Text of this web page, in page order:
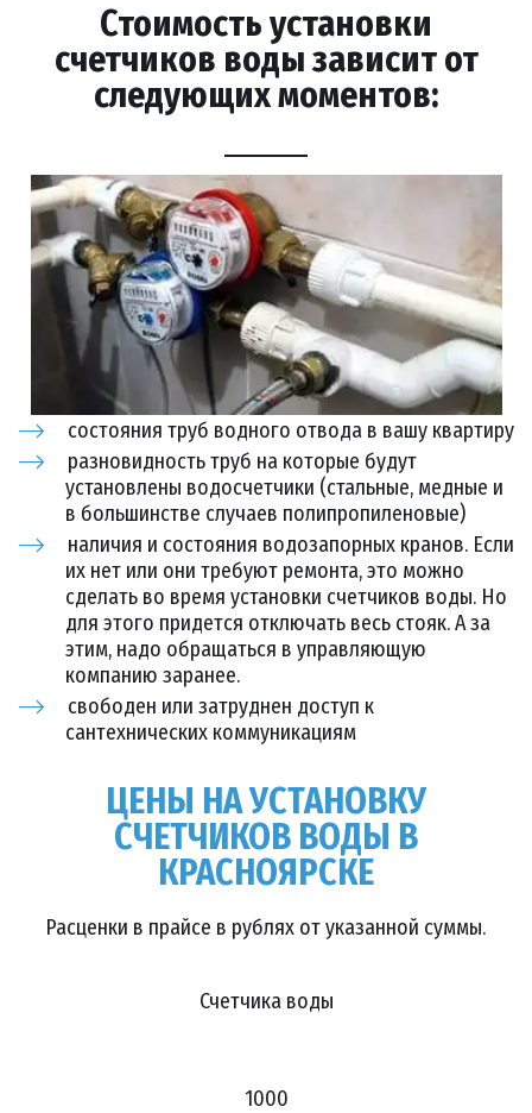
Стоимость установки
счетчиков воды зависит от
следующих моментов:
состояния труб водного отвода в вашу квартиру
разновидность труб на которые будут
установлены водосчетчики (стальные, медные и
в большинстве случаев полипропиленовые)
наличия и состояния водозапорных кранов. Если
их нет или они требуют ремонта, это можно
сделать во время установки счетчиков воды. Но
для этого придется отключать весь стояк. А за
этим, надо обращаться в управляющую
компанию заранее.
свободен или затруднен доступ к
сантехнических коммуникациям
ЦЕНЫ НА УСТАНОВКУ
СЧЕТЧИКОВ ВОДЫ В
КРАСНОЯРСКЕ
Расценки в прайсе в рублях от указанной суммы.
Счетчика воды
1000